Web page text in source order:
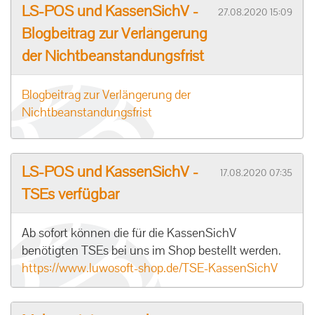
LS-POS und KassenSichV -
Blogbeitrag zur Verlängerung
der Nichtbeanstandungsfrist
27.08.2020 15:09
Blogbeitrag zur Verlängerung der
Nichtbeanstandungsfrist
LS-POS und KassenSichV -
TSEs verfügbar
17.08.2020 07:35
Ab sofort können die für die KassenSichV
benötigten TSEs bei uns im Shop bestellt werden.
https://www.luwosoft-shop.de/TSE-KassenSichV